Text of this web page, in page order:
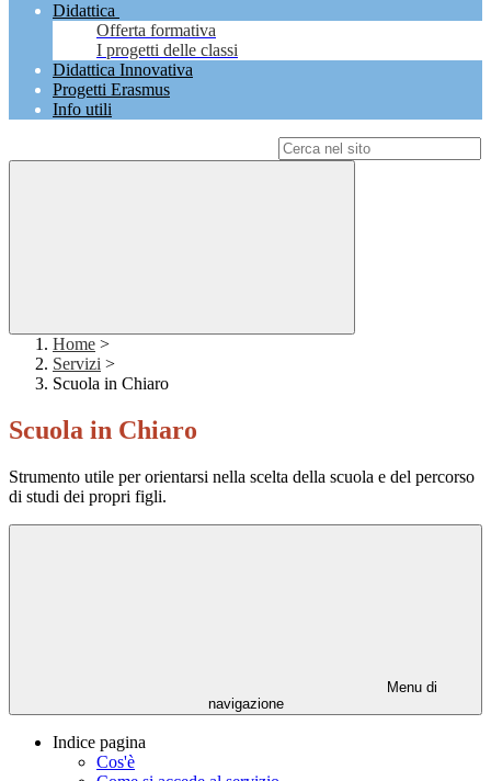
Didattica
Offerta formativa
I progetti delle classi
Didattica Innovativa
Progetti Erasmus
Info utili
Home >
Servizi >
Scuola in Chiaro
Scuola in Chiaro
Strumento utile per orientarsi nella scelta della scuola e del percorso
di studi dei propri figli.
Menu di
navigazione
Indice pagina
Cos'è